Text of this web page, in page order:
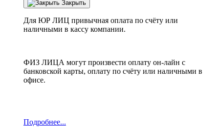
Закрыть
Для ЮР ЛИЦ привычная оплата по счёту или
наличными в кассу компании.
ФИЗ ЛИЦА могут произвести оплату он-лайн с
банковской карты, оплату по счёту или наличными в
офисе.
Подробнее...